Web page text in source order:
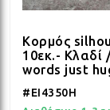
Κορμός
10εκ.- Κλαδί
words just
#EI4350H